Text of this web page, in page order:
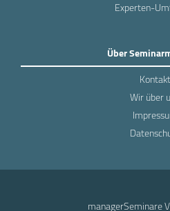
Experten-
Über
Kontakt
Wir über
managerSeminare